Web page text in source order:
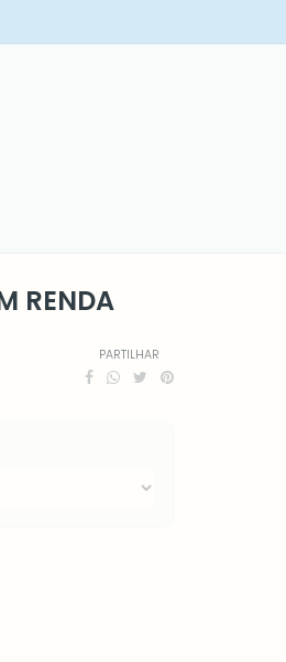
RENDA
PARTILHAR